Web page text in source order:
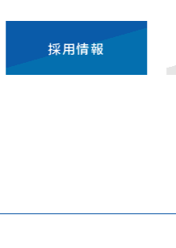
採用情報